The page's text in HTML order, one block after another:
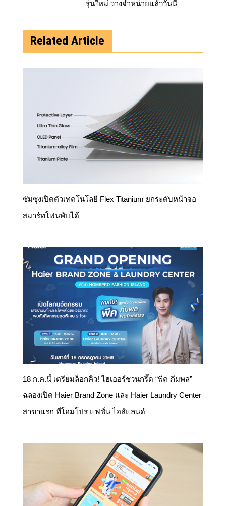
รุ่นใหม่ วางจำหน่ายแล้ววันนี้
Related Article
ซัมซุงเปิดตัวเทคโนโลยี Flex Titanium ยกระดับหน้าจอ
สมาร์ทโฟนพับได้
18 ก.ค.นี้ เตรียมล็อกคิว! ไฮเออร์ชวนกรี๊ด “พีค ภีมพล”
ฉลองเปิด Haier Brand Zone และ Haier Laundry Center
สาขาแรก ที่โฮมโปร แฟชั่น ไอส์แลนด์